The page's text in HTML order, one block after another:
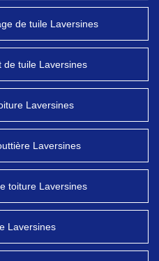
de tuile Laversines
de tuile Laversines
Laversines
Laversines
toiture Laversines
Laversines